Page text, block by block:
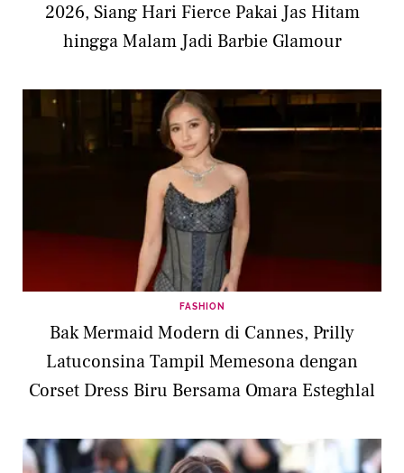
2026, Siang Hari Fierce Pakai Jas Hitam
hingga Malam Jadi Barbie Glamour
FASHION
Bak Mermaid Modern di Cannes, Prilly
Latuconsina Tampil Memesona dengan
Corset Dress Biru Bersama Omara Esteghlal